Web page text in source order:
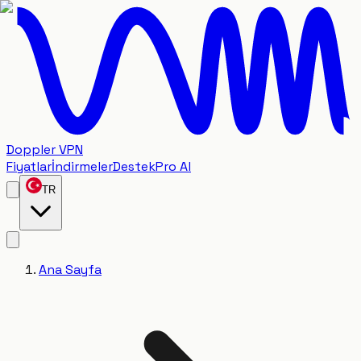
Doppler VPN
FiyatlarİndirmelerDestekPro Al
TR
Ana Sayfa